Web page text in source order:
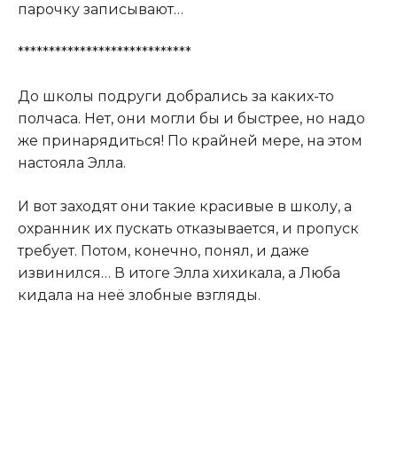
парочку записывают…
****************************
До школы подруги добрались за каких-то
полчаса. Нет, они могли бы и быстрее, но надо
же принарядиться! По крайней мере, на этом
настояла Элла.
И вот заходят они такие красивые в школу, а
охранник их пускать отказывается, и пропуск
требует. Потом, конечно, понял, и даже
извинился… В итоге Элла хихикала, а Люба
кидала на неё злобные взгляды.